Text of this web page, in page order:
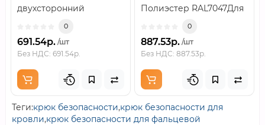
двухсторонний
0
691.54р. /шт
Без НДС: 691.54р.
Полиэстер RAL7047Для
является отдельной з..
0
887.53р. /шт
Без НДС: 887.53р.
Теги:крюк безопасности,крюк безопасности для
кровли,крюк безопасности для фальцевой